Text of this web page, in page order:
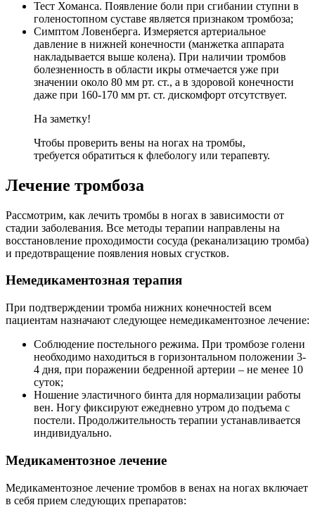
Тест Хоманса. Появление боли при сгибании ступни в
голеностопном суставе является признаком тромбоза;
Симптом Ловенберга. Измеряется артериальное
давление в нижней конечности (манжетка аппарата
накладывается выше колена). При наличии тромбов
болезненность в области икры отмечается уже при
значении около 80 мм рт. ст., а в здоровой конечности
даже при 160-170 мм рт. ст. дискомфорт отсутствует.
На заметку!
Чтобы проверить вены на ногах на тромбы,
требуется обратиться к флебологу или терапевту.
Лечение тромбоза
Рассмотрим, как лечить тромбы в ногах в зависимости от
стадии заболевания. Все методы терапии направлены на
восстановление проходимости сосуда (реканализацию тромба)
и предотвращение появления новых сгустков.
Немедикаментозная терапия
При подтверждении тромба нижних конечностей всем
пациентам назначают следующее немедикаментозное лечение:
Соблюдение постельного режима. При тромбозе голени
необходимо находиться в горизонтальном положении 3-
4 дня, при поражении бедренной артерии – не менее 10
суток;
Ношение эластичного бинта для нормализации работы
вен. Ногу фиксируют ежедневно утром до подъема с
постели. Продолжительность терапии устанавливается
индивидуально.
Медикаментозное лечение
Медикаментозное лечение тромбов в венах на ногах включает
в себя прием следующих препаратов: